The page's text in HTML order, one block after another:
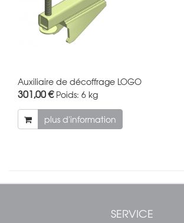
Auxiliaire de décoffrage LOGO
301,00 € Poids: 6 kg
plus d'information
SERVICE